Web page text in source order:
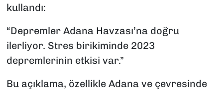
kullandı:
“Depremler Adana Havzası’na doğru
ilerliyor. Stres birikiminde 2023
depremlerinin etkisi var.”
Bu açıklama, özellikle Adana ve çevresinde